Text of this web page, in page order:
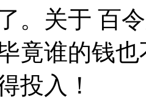
。关于 百
竟谁的钱
投入！